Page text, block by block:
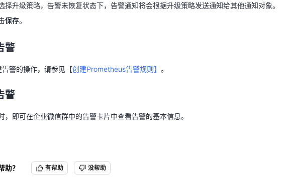
警
择升级策略，告警未恢复状态下，告警通知将会根据升级策略发送通知给其他通知对象。
保存。
警
警的操作，请参见【创建Prometheus告警规则】 。
警
，即可在企业微信群中的告警卡片中查看告警的基本信息。
助？ 有帮助 没帮助